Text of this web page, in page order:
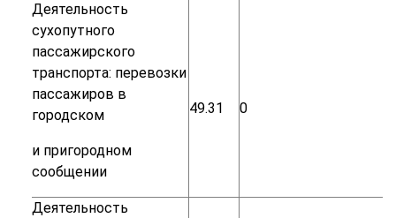
Деятельность
сухопутного
пассажирского
транспорта: перевозки
пассажиров в
городском
и пригородном
сообщении
49.31 0
Деятельность